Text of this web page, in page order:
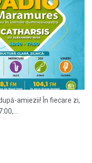
amiezii! În fiecare zi,